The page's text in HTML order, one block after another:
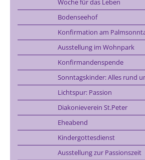
Woche für das Leben
Bodenseehof
Konfirmation am
Ausstellung im Wohnpark
Konfirmandenspende
Sonntagskinder: Alles rund
Lichtspur: Passion
Diakonieverein St.Peter
Eheabend
Kindergottesdienst
Ausstellung zur Passionszeit